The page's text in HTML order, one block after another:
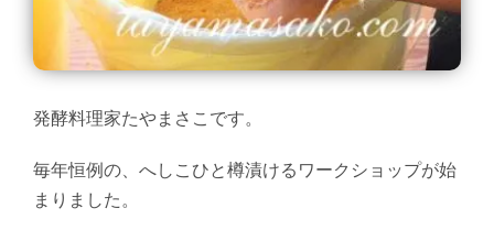
発酵料理家たやまさこです。
毎年恒例の、へしこひと樽漬けるワークショップが始
まりました。